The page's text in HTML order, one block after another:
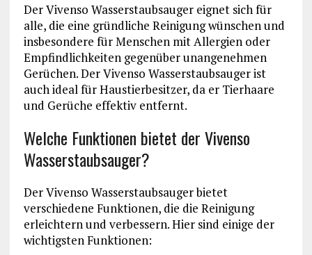
Der Vivenso Wasserstaubsauger eignet sich für
alle, die eine gründliche Reinigung wünschen und
insbesondere für Menschen mit Allergien oder
Empfindlichkeiten gegenüber unangenehmen
Gerüchen. Der Vivenso Wasserstaubsauger ist
auch ideal für Haustierbesitzer, da er Tierhaare
und Gerüche effektiv entfernt.
Welche Funktionen bietet der Vivenso
Wasserstaubsauger?
Der Vivenso Wasserstaubsauger bietet
verschiedene Funktionen, die die Reinigung
erleichtern und verbessern. Hier sind einige der
wichtigsten Funktionen: